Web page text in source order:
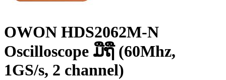
OWON HDS2062M-N
Oscilloscope ມືຖື (60Mhz,
1GS/s, 2 channel)